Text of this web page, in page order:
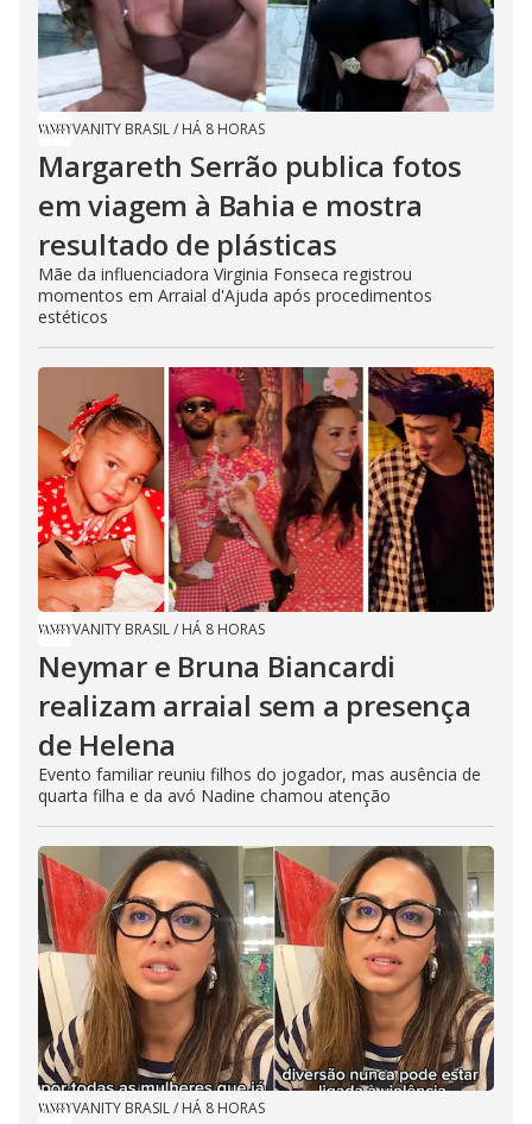
VANITY BRASIL/ HÁ 8 HORAS
Margareth Serrão publica fotos
em viagem à Bahia e mostra
resultado de plásticas
Mãe da influenciadora Virginia Fonseca registrou
momentos em Arraial d'Ajuda após procedimentos
estéticos
VANITY BRASIL/ HÁ 8 HORAS
Neymar e Bruna Biancardi
realizam arraial sem a presença
de Helena
Evento familiar reuniu filhos do jogador, mas ausência de
quarta filha e da avó Nadine chamou atenção
VANITY BRASIL/ HÁ 8 HORAS